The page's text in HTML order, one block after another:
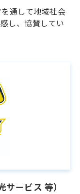
通して地域社会
し、協賛してい
ービス 等）